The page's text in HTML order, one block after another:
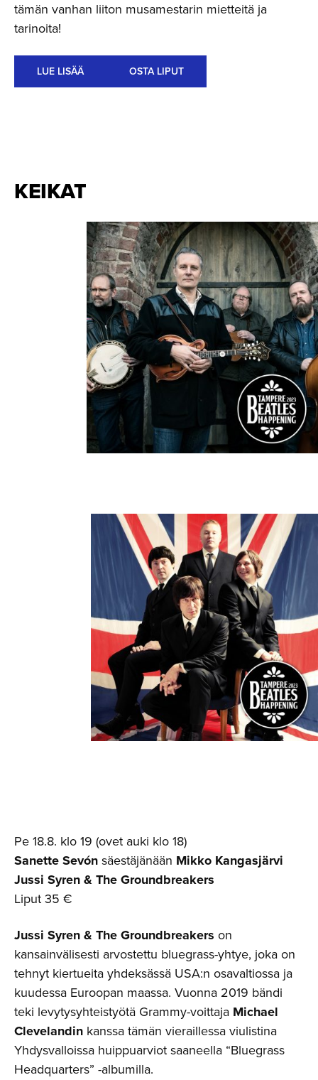
tämän vanhan liiton musamestarin mietteitä ja
tarinoita!
LUE LISÄÄ OSTA LIPUT
KEIKAT
Pe 18.8. klo 19 (ovet auki klo 18)
Sanette Sevónsäestäjänään Mikko Kangasjärvi
Jussi Syren & The Groundbreakers
Liput 35 €
Jussi Syren & The Groundbreakers on
kansainvälisesti arvostettu bluegrass-yhtye, joka on
tehnyt kiertueita yhdeksässä USA:n osavaltiossa ja
kuudessa Euroopan maassa. Vuonna 2019 bändi
teki levytysyhteistyötä Grammy-voittaja Michael
Clevelandin kanssa tämän vieraillessa viulistina
Yhdysvalloissa huippuarviot saaneella “Bluegrass
Headquarters” -albumilla.